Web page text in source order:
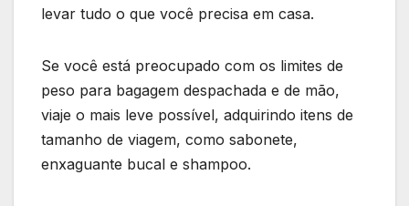
levar tudo o que você precisa em casa.
Se você está preocupado com os limites de
peso para bagagem despachada e de mão,
viaje o mais leve possível, adquirindo itens de
tamanho de viagem, como sabonete,
enxaguante bucal e shampoo.